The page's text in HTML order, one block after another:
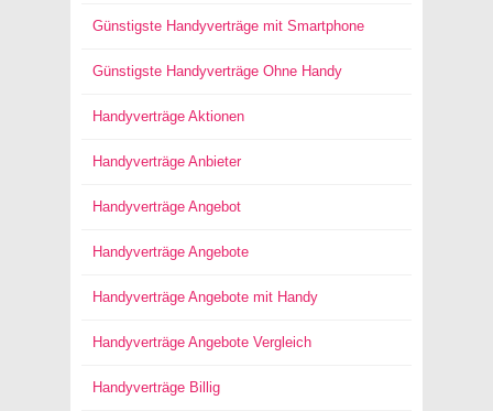
Günstigste Handyverträge mit Smartphone
Günstigste Handyverträge Ohne Handy
Handyverträge Aktionen
Handyverträge Anbieter
Handyverträge Angebot
Handyverträge Angebote
Handyverträge Angebote mit Handy
Handyverträge Angebote Vergleich
Handyverträge Billig